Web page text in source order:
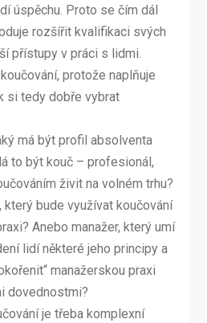
úspěchu. Proto se čím dál
rozšířit kvalifikaci svých
přístupy v práci s lidmi.
protože naplňuje
si tedy dobře vybrat
má být profil absolventa
to být kouč – profesionál,
živit na volném trhu?
který bude využívat koučování
Anebo manažer, který umí
lidí některé jeho principy a
manažerskou praxi
dovednostmi?
je třeba komplexní